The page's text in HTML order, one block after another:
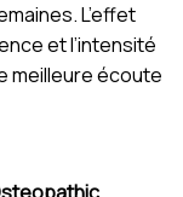
L’effet
et l’intensité
meilleure écoute